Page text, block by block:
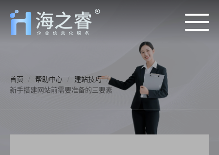
首页 / 帮助中心 / 建站技巧 /
新手搭建网站前需要准备的三要素